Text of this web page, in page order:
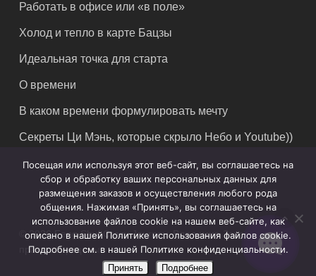
Работать в офисе или «в поле»
Холод и тепло в карте Бацзы
Идеальная точка для старта
О времени
В каком времени формулировать мечту
Секреты Ци Мэнь, которые скрыло Небо и Youtube))
© 2026 Feng Shui Crazy Journey. Владимир Захаров. Все
права защищены.
Посещая или используя этот веб-сайт, вы соглашаетесь на
сбор и обработку ваших персональных данных для
размещения заказов и осуществления любого рода
общения. Нажимая «Принять», вы соглашаетесь на
использование файлов cookie на нашем веб-сайте, как
описано в нашей Политике использования файлов cookie.
Подробнее см. в нашей Политике конфиденциальности.
Принять Подробнее